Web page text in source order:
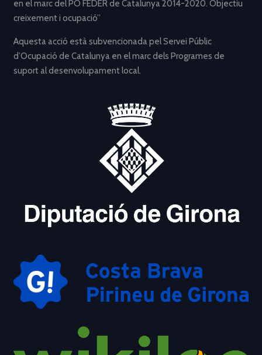
en el marc del PO FEDER de Catalunya 2014-2020. Objectiu
creixement i ocupació”
Aquesta acció està subvencionada pel Servei Públic
d’Ocupació de Catalunya en el marc dels Programes de
suport al desenvolupament local.